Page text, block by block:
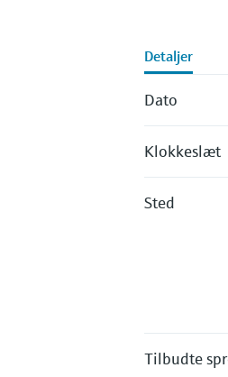
Detaljer
Dato
Klokkeslæt
Sted
Tilbudte